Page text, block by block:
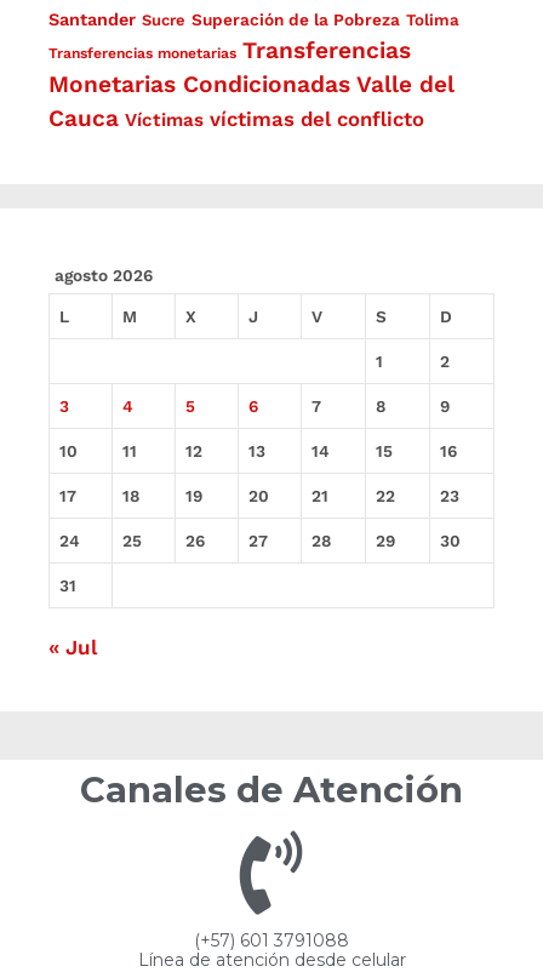
Santander Sucre Superación de la Pobreza Tolima
Transferencias monetarias Transferencias
Monetarias Condicionadas Valle del
Cauca Víctimas víctimas del conflicto
agosto 2026
L M X J V S D
1 2
3 4 5 6 7 8 9
10 11 12 13 14 15 16
17 18 19 20 21 22 23
24 25 26 27 28 29 30
31
« Jul
Canales de Atención
(+57) 601 3791088
Línea de atención desde celular